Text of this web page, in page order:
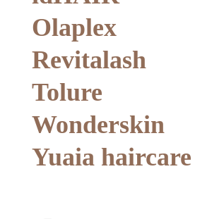
Olaplex
Revitalash
Tolure
Wonderskin
Yuaia haircare